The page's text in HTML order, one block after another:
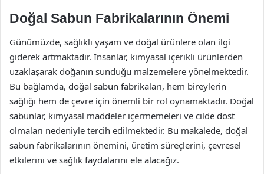
Doğal Sabun Fabrikalarının Önemi
Günümüzde, sağlıklı yaşam ve doğal ürünlere olan ilgi
giderek artmaktadır. İnsanlar, kimyasal içerikli ürünlerden
uzaklaşarak doğanın sunduğu malzemelere yönelmektedir.
Bu bağlamda, doğal sabun fabrikaları, hem bireylerin
sağlığı hem de çevre için önemli bir rol oynamaktadır. Doğal
sabunlar, kimyasal maddeler içermemeleri ve cilde dost
olmaları nedeniyle tercih edilmektedir. Bu makalede, doğal
sabun fabrikalarının önemini, üretim süreçlerini, çevresel
etkilerini ve sağlık faydalarını ele alacağız.